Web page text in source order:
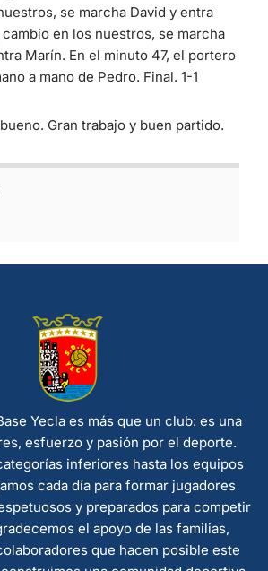
se marcha David y entra
en los nuestros, se marcha
Marín. En el minuto 47, el portero
a mano de Pedro. Final. 1-1
Gran trabajo y buen partido.
Yecla es más que un club: es una
esfuerzo y pasión por el deporte.
inferiores hasta los equipos
cada día para formar jugadores
y preparados para competir
el apoyo de las familias,
que hacen posible este